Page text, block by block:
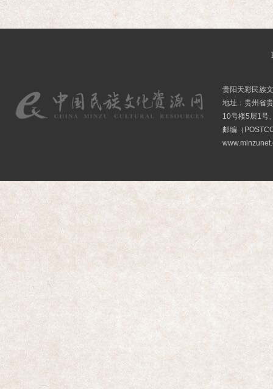
贵阳天彩民族
地址：贵州省
10号楼5层1号
邮编（